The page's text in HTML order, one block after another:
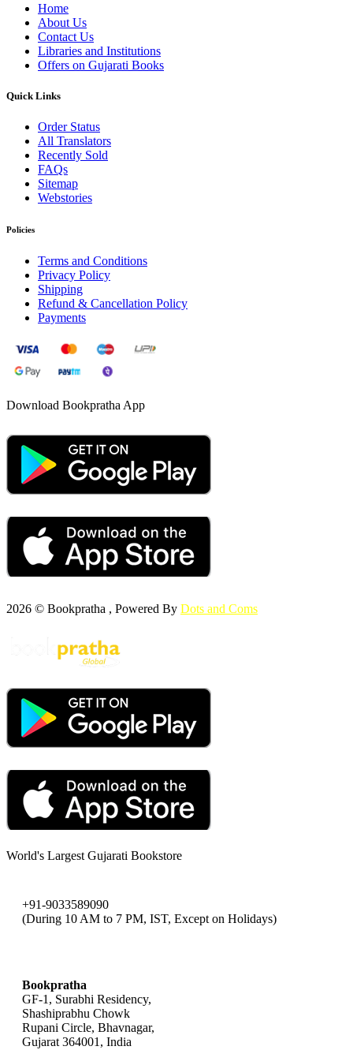
Home
About Us
Contact Us
Libraries and Institutions
Offers on Gujarati Books
Quick Links
Order Status
All Translators
Recently Sold
FAQs
Sitemap
Webstories
Policies
Terms and Conditions
Privacy Policy
Shipping
Refund & Cancellation Policy
Payments
Download Bookpratha App
2026 © Bookpratha , Powered By Dots and Coms
World's Largest Gujarati Bookstore
+91-9033589090
(During 10 AM to 7 PM, IST, Except on Holidays)
Bookpratha
GF-1, Surabhi Residency,
Shashiprabhu Chowk
Rupani Circle, Bhavnagar,
Gujarat 364001, India